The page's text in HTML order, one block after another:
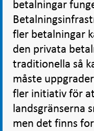
betalningar
fler betalningar
den privata
traditionella så
måste
fler initiativ för
landsgränserna
men det finns